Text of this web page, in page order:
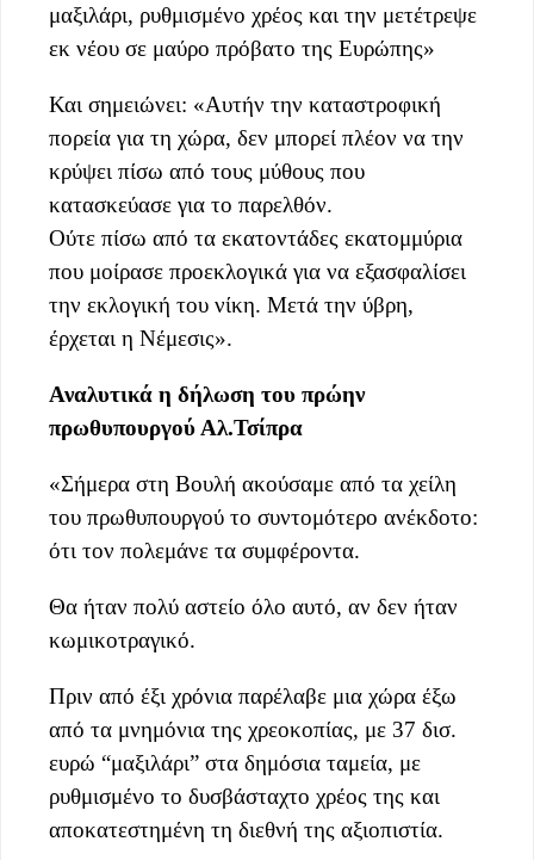
μαξιλάρι, ρυθμισμένο χρέος και την μετέτρεψε
εκ νέου σε μαύρο πρόβατο της Ευρώπης»
Και σημειώνει: «Αυτήν την καταστροφική
πορεία για τη χώρα, δεν μπορεί πλέον να την
κρύψει πίσω από τους μύθους που
κατασκεύασε για το παρελθόν.
Ούτε πίσω από τα εκατοντάδες εκατομμύρια
που μοίρασε προεκλογικά για να εξασφαλίσει
την εκλογική του νίκη. Μετά την ύβρη,
έρχεται η Νέμεσις».
Αναλυτικά η δήλωση του πρώην
πρωθυπουργού Αλ.Τσίπρα
«Σήμερα στη Βουλή ακούσαμε από τα χείλη
του πρωθυπουργού το συντομότερο ανέκδοτο:
ότι τον πολεμάνε τα συμφέροντα.
Θα ήταν πολύ αστείο όλο αυτό, αν δεν ήταν
κωμικοτραγικό.
Πριν από έξι χρόνια παρέλαβε μια χώρα έξω
από τα μνημόνια της χρεοκοπίας, με 37 δισ.
ευρώ “μαξιλάρι” στα δημόσια ταμεία, με
ρυθμισμένο το δυσβάσταχτο χρέος της και
αποκατεστημένη τη διεθνή της αξιοπιστία.